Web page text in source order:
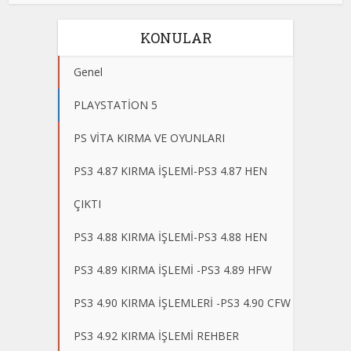
KONULAR
Genel
PLAYSTATİON 5
PS VİTA KIRMA VE OYUNLARI
PS3 4.87 KIRMA İŞLEMİ-PS3 4.87 HEN
ÇIKTI
PS3 4.88 KIRMA İŞLEMİ-PS3 4.88 HEN
PS3 4.89 KIRMA İŞLEMİ -PS3 4.89 HFW
PS3 4.90 KIRMA İŞLEMLERİ -PS3 4.90 CFW
PS3 4.92 KIRMA İŞLEMİ REHBER